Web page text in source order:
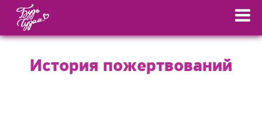
История пожертвований